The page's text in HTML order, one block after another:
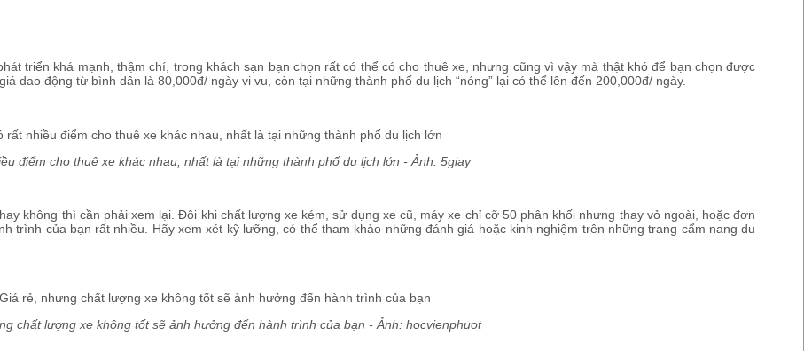
triển khá mạnh, thậm chí, trong khách sạn bạn chọn rất có thể có cho thuê xe, nhưng cũng vì vậy mà thật khó để bạn chọn được
dao động từ bình dân là 80,000đ/ ngày vi vu, còn tại những thành phố du lịch “nóng” lại có thể lên đến 200,000đ/ ngày.
điểm cho thuê xe khác nhau, nhất là tại những thành phố du lịch lớn - Ảnh: 5giay
không thì cần phải xem lại. Đôi khi chất lượng xe kém, sử dụng xe cũ, máy xe chỉ cỡ 50 phân khối nhưng thay vỏ ngoài, hoặc đơn
trình của bạn rất nhiều. Hãy xem xét kỹ lưỡng, có thể tham khảo những đánh giá hoặc kinh nghiệm trên những trang cẩm nang du
chất lượng xe không tốt sẽ ảnh hưởng đến hành trình của bạn - Ảnh: hocvienphuot